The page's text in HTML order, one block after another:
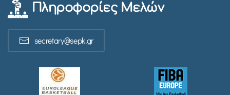
Πληροφορίες Μελών
secretary@sepk.gr